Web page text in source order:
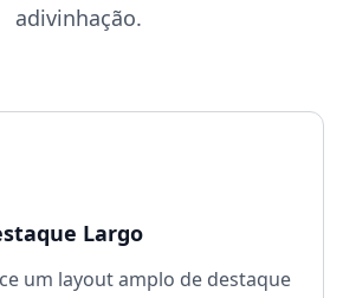
adivinhação.
Largo
um layout amplo de destaque